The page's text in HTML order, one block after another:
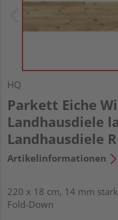
HQ
Parkett Eiche
Landhausdiele
Landhausdiele
Artikelinformationen
220 x 18 cm, 14 mm
Fold-Down